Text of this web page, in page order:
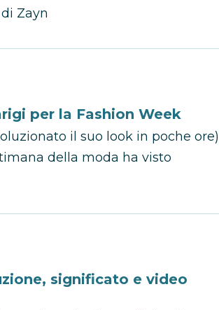
Zayn
per la Fashion Week
il suo look in poche ore)
della moda ha visto
significato e video